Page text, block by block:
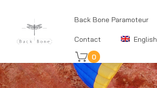
Back Bone Paramoteur
Contact
English
0